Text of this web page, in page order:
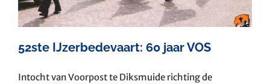
52ste IJzerbedevaart: 60 jaar VOS
Intocht van Voorpost te Diksmuide richting de